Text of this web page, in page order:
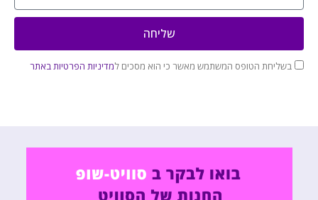
בשליחת הטופס המשתמש מאשר כי הוא מסכים למדיניות הפרטיות באתר
שליחה